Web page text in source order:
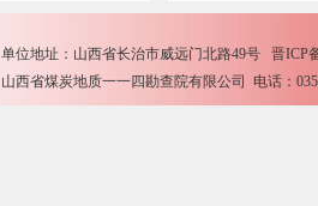
单位地址：山西省长治市威远门北路49号 晋ICP
山西省煤炭地质一一四勘查院有限公司 电话：